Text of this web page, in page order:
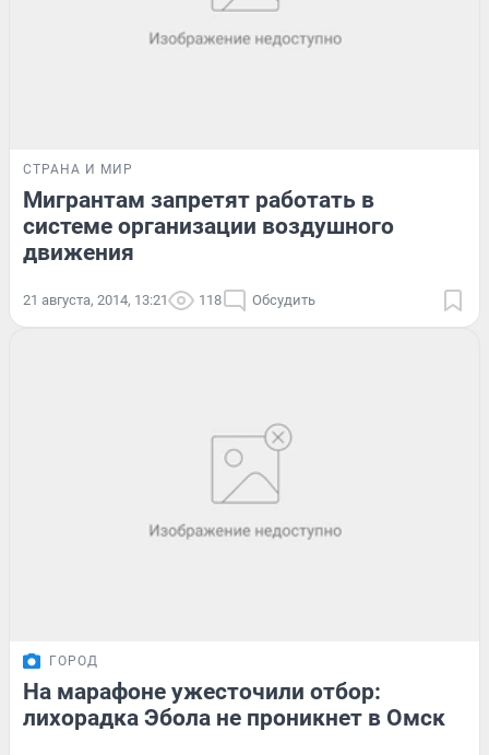
СТРАНА И МИР
Мигрантам запретят работать в
системе организации воздушного
движения
21 августа, 2014, 13:21 118 Обсудить
ГОРОД
На марафоне ужесточили отбор:
лихорадка Эбола не проникнет в Омск